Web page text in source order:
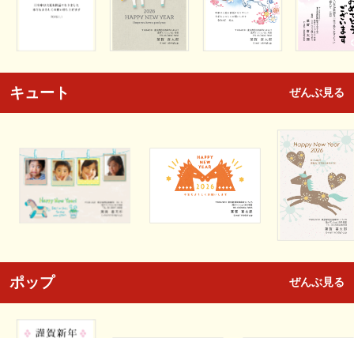
キュート ぜんぶ見る
ポップ ぜんぶ見る